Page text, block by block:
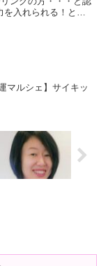
入れられる！との
マルシェ】サイキッ